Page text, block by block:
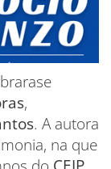
,
. A autora
na que